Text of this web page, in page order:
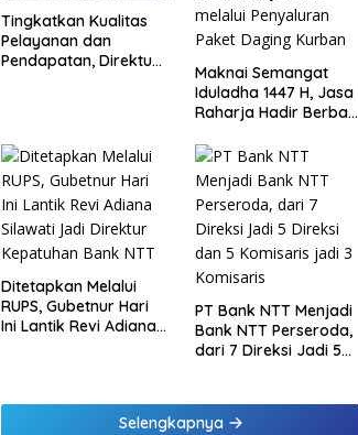
Tingkatkan Kualitas
Pelayanan dan
Pendapatan, Direktur
Lampung dan Tinjau
Samsat Rajabasa
Maknai Semangat
Iduladha 1447 H, Jasa
Raharja Hadir Berbagi
melalui Penyaluran
Paket Daging Kurban
Ditetapkan Melalui
RUPS, Gubetnur Hari
Ini Lantik Revi Adiana
PT Bank NTT Menjadi
Bank NTT Perseroda,
dari 7 Direksi Jadi 5
Komisaris
Selengkapnya